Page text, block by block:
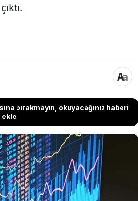
bırakmayın, okuyacağınız haberi
ekle
düşüşle başlayan Borsa İstanbul
yönünü pozitife çevirdi.
BIST 100 endeksi, günün